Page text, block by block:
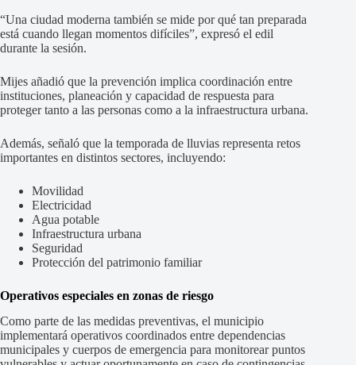
“Una ciudad moderna también se mide por qué tan preparada
está cuando llegan momentos difíciles”, expresó el edil
durante la sesión.
Mijes añadió que la prevención implica coordinación entre
instituciones, planeación y capacidad de respuesta para
proteger tanto a las personas como a la infraestructura urbana.
Además, señaló que la temporada de lluvias representa retos
importantes en distintos sectores, incluyendo:
Movilidad
Electricidad
Agua potable
Infraestructura urbana
Seguridad
Protección del patrimonio familiar
Operativos especiales en zonas de riesgo
Como parte de las medidas preventivas, el municipio
implementará operativos coordinados entre dependencias
municipales y cuerpos de emergencia para monitorear puntos